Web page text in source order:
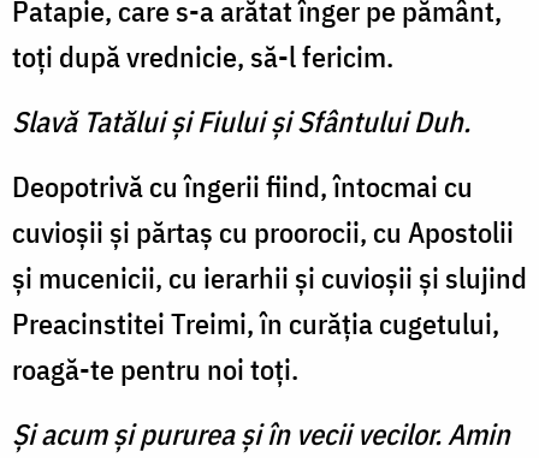
Patapie, care s-a arătat înger pe pământ,
toţi după vrednicie, să-l fericim.
Slavă Tatălui şi Fiului şi Sfântului Duh.
Deopotrivă cu îngerii fiind, întocmai cu
cuvioşii şi părtaş cu proorocii, cu Apostolii
şi mu­cenicii, cu ierarhii şi cuvioşii şi slujind
Preacinstitei Treimi, în cu­răţia cugetului,
roagă-te pentru noi toţi.
Şi acum şi pururea şi în vecii vecilor. Amin